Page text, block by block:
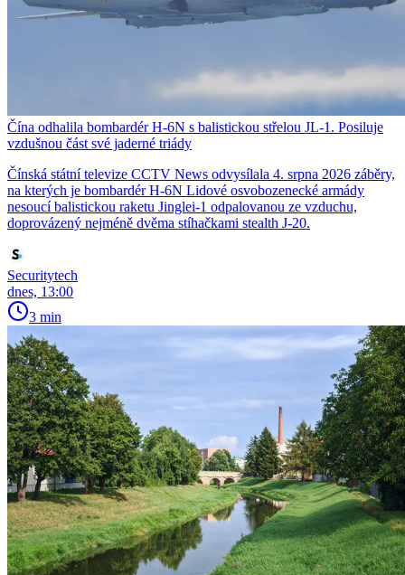
Čína odhalila bombardér H-6N s balistickou střelou JL-1. Posiluje
vzdušnou část své jaderné triády
Čínská státní televize CCTV News odvysílala 4. srpna 2026 záběry,
na kterých je bombardér H-6N Lidové osvobozenecké armády
nesoucí balistickou raketu Jinglei-1 odpalovanou ze vzduchu,
doprovázený nejméně dvěma stíhačkami stealth J-20.
Securitytech
dnes, 13:00
3 min